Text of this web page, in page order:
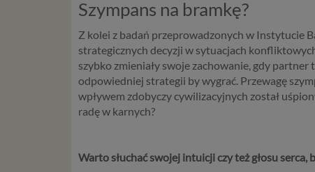
Szympans na bramkę?
Z kolei z badań przeprowadzonych w Instytucie
strategicznych decyzji w sytuacjach
szybko zmieniały swoje zachowanie, gdy partner
odpowiedniej strategii by wygrać. Przewagę
wpływem zdobyczy cywilizacyjnych został
radę w karnych?
Warto słuchać swojej intuicji czy też głosu
takimi
mogą
storage)